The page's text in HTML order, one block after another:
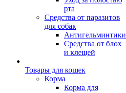
рта
Средства от паразитов
для собак
Антигельминтики
Средства от блох
и клещей
Товары для кошек
Корма
Корма для